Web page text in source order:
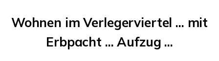
Wohnen im Verlegerviertel ... mit
Erbpacht ... Aufzug ...